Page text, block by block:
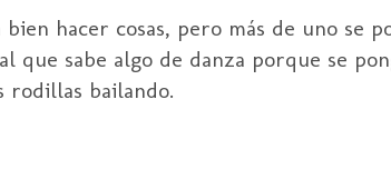
hacer cosas, pero más de uno se
sabe algo de danza porque se
rodillas bailando.